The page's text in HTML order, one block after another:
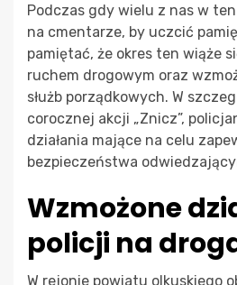
Podczas gdy wielu z nas w
na cmentarze, by uczcić
pamiętać, że okres ten wiąże
ruchem drogowym oraz
służb porządkowych. W
corocznej akcji „Znicz”,
działania mające na celu
bezpieczeństwa
Wzmożone
policji na
W rejonie powiatu olkuskiego